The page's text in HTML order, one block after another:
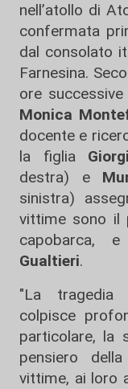
nell’atollo di
confermata
dal consolato
Farnesina.
ore
Monica
docente e
la figlia
destra) e
sinistra)
vittime sono il
capobarca,
Gualtieri.
"La tragedia
colpisce
particolare, la
pensiero
vittime, ai loro